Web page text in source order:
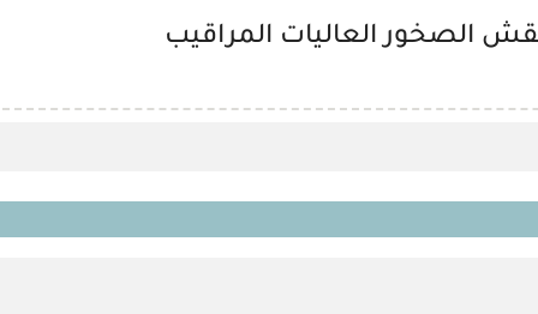
الصخور العاليات المراقيب